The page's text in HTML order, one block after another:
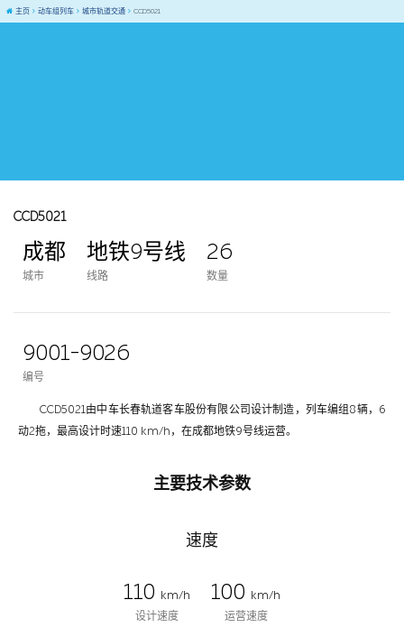
主页 动车组列车 城市轨道交通 CCD5021
CCD5021
成都
城市
地铁9号线
线路
26
数量
9001-9026
编号
CCD5021由中车长春轨道客车股份有限公司设计制造，列车编组8辆，6
动2拖，最高设计时速110 km/h，在成都地铁9号线运营。
主要技术参数
速度
110
km/h
设计速度
100
km/h
运营速度